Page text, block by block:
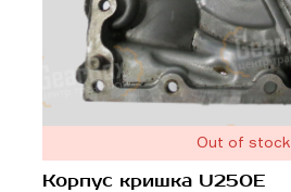
Out of stock
Корпус кришка U250E